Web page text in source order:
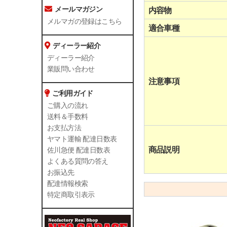
メールマガジン
メルマガの登録はこちら
ディーラー紹介
ディーラー紹介
業販問い合わせ
ご利用ガイド
ご購入の流れ
送料＆手数料
お支払方法
ヤマト運輸 配達日数表
佐川急便 配達日数表
よくある質問の答え
お振込先
配達情報検索
特定商取引表示
内容物
適合車種
注意事項
商品説明